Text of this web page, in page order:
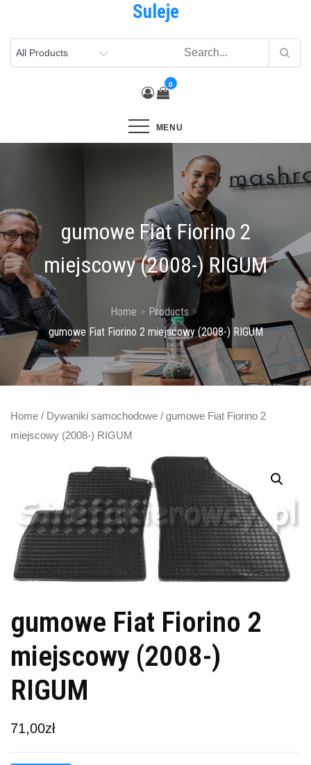
content
Suleje
0
MENU
gumowe Fiat Fiorino 2
miejscowy (2008-) RIGUM
Home
Products
gumowe Fiat Fiorino 2 miejscowy (2008-) RIGUM
Home / Dywaniki samochodowe / gumowe Fiat Fiorino 2
miejscowy (2008-) RIGUM
gumowe Fiat Fiorino 2
miejscowy (2008-)
RIGUM
71,00zł